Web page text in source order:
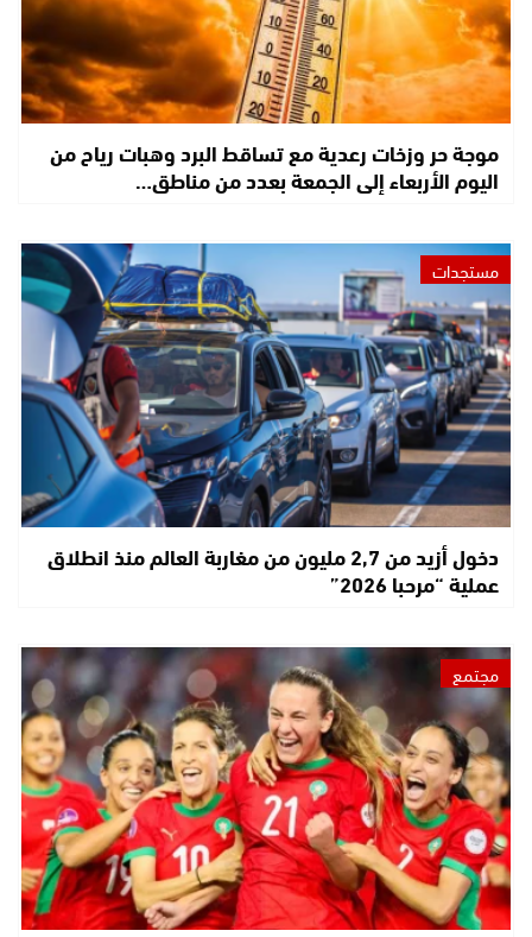
موجة حر وزخات رعدية مع تساقط البرد وهبات رياح من
اليوم الأربعاء إلى الجمعة بعدد من مناطق…
مستجدات
دخول أزيد من 2,7 مليون من مغاربة العالم منذ انطلاق
عملية “مرحبا 2026”
مجتمع